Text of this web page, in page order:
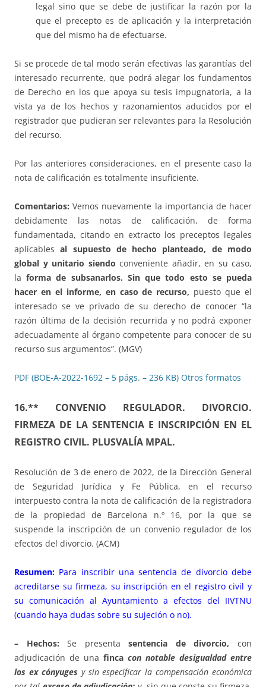
legal sino que se debe de justificar la razón por la
que el precepto es de aplicación y la interpretación
que del mismo ha de efectuarse.
Si se procede de tal modo serán efectivas las garantías del
interesado recurrente, que podrá alegar los fundamentos
de Derecho en los que apoya su tesis impugnatoria, a la
vista ya de los hechos y razonamientos aducidos por el
registrador que pudieran ser relevantes para la Resolución
del recurso.
Por las anteriores consideraciones, en el presente caso la
nota de calificación es totalmente insuficiente.
Comentarios: Vemos nuevamente la importancia de hacer
debidamente las notas de calificación, de forma
fundamentada, citando en extracto los preceptos legales
aplicablesal supuesto de hecho planteado, de modo
global y unitario siendo conveniente añadir, en su caso,
la forma de subsanarlos. Sin que todo esto se pueda
hacer en el informe, en caso de recurso, puesto que el
interesado se ve privado de su derecho de conocer “la
razón última de la decisión recurrida y no podrá exponer
adecuadamente al órgano competente para conocer de su
recurso sus argumentos”. (MGV)
PDF (BOE-A-2022-1692 – 5 págs. – 236 KB) Otros formatos
16.** CONVENIO REGULADOR. DIVORCIO.
FIRMEZA DE LA SENTENCIA E INSCRIPCIÓN EN EL
REGISTRO CIVIL. PLUSVALÍA MPAL.
Resolución de 3 de enero de 2022, de la Dirección General
de Seguridad Jurídica y Fe Pública, en el recurso
interpuesto contra la nota de calificación de la registradora
de la propiedad de Barcelona n.º 16, por la que se
suspende la inscripción de un convenio regulador de los
efectos del divorcio. (ACM)
Resumen: Para inscribir una sentencia de divorcio debe
acreditarse su firmeza, su inscripción en el registro civil y
su comunicación al Ayuntamiento a efectos del IIVTNU
(cuando haya dudas sobre su sujeción o no).
– Hechos: Se presentasentencia de divorcio, con
adjudicación de una finca con notable desigualdad entre
los ex cónyuges y sin especificar la compensación económica